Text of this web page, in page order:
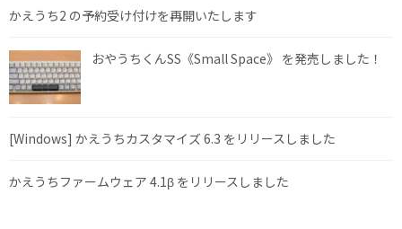
かえうち2 の予約受け付けを再開いたします
おやうちくんSS《Small Space》 を発売しました！
[Windows] かえうちカスタマイズ 6.3 をリリースしました
かえうちファームウェア 4.1β をリリースしました